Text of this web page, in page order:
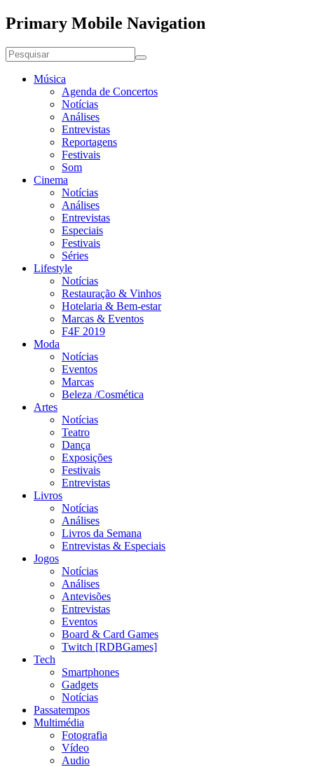
Primary Mobile Navigation
Música
Agenda de Concertos
Notícias
Análises
Entrevistas
Reportagens
Festivais
Som
Cinema
Notícias
Análises
Entrevistas
Especiais
Festivais
Séries
Lifestyle
Notícias
Restauração & Vinhos
Hotelaria & Bem-estar
Marcas & Eventos
F4F 2019
Moda
Notícias
Eventos
Marcas
Beleza /Cosmética
Artes
Notícias
Teatro
Dança
Exposições
Festivais
Entrevistas
Livros
Notícias
Análises
Livros da Semana
Entrevistas & Especiais
Jogos
Notícias
Análises
Antevisões
Entrevistas
Eventos
Board & Card Games
Twitch [RDBGames]
Tech
Smartphones
Gadgets
Notícias
Passatempos
Multimédia
Fotografia
Vídeo
Audio